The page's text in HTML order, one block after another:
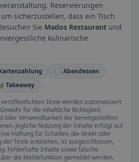
Reservierungen
sicherzustellen, dass ein Tisch
Sie Mados Restaurant und
kulinarische
🍽️ Abendessen
Takeaway
Texte werden automatisiert
für die inhaltliche Richtigkeit,
oder Verwendbarkeit der bereitgestellten
Jegliche Nutzung der Inhalte erfolgt auf
Haftung für Schäden, die direkt oder
Texte entstehen, ist ausgeschlossen,
Fehlerhafte Inhalte sowie falsche
die Meldefunktion gemeldet werden.